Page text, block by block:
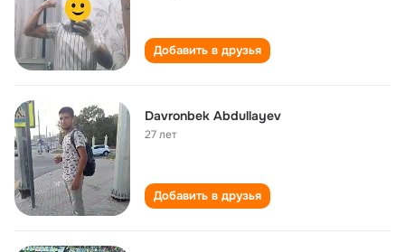
Добавить в друзья
Davronbek Abdullayev
27 лет
Добавить в друзья